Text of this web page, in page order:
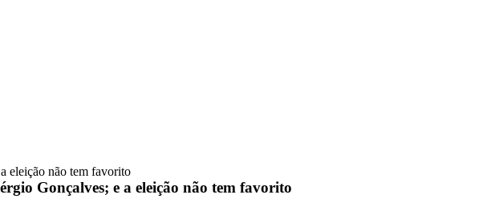
eleição não tem favorito
Gonçalves; e a eleição não tem favorito